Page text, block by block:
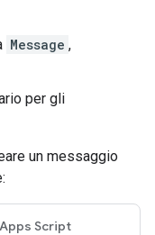
Message ,
per gli
un messaggio
Apps Script